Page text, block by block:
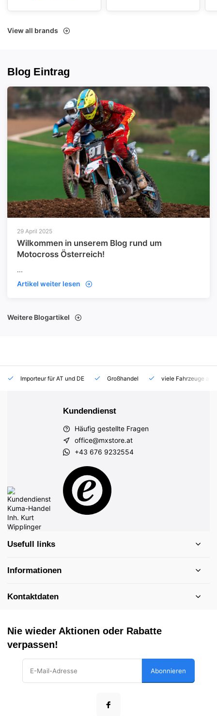
View all brands
Blog Eintrag
29 April 2025
Wilkommen in unserem Blog rund um
Motocross Österreich!
...
Artikel weiter lesen
Weitere Blogartikel
Importeur für AT und DE Großhandel viele Fahrzeuge auf
Kundendienst
Häufig gestellte Fragen
office@mxstore.at
+43 676 9232554
Usefull links
Informationen
Kontaktdaten
Nie wieder Aktionen oder Rabatte
verpassen!
Abonnieren